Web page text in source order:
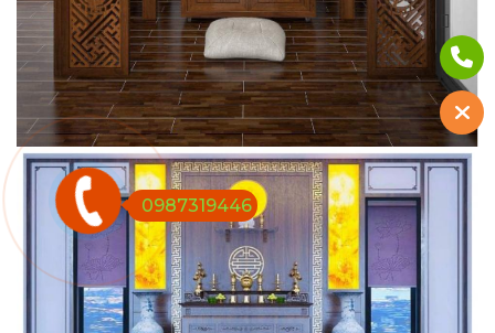
0987319446